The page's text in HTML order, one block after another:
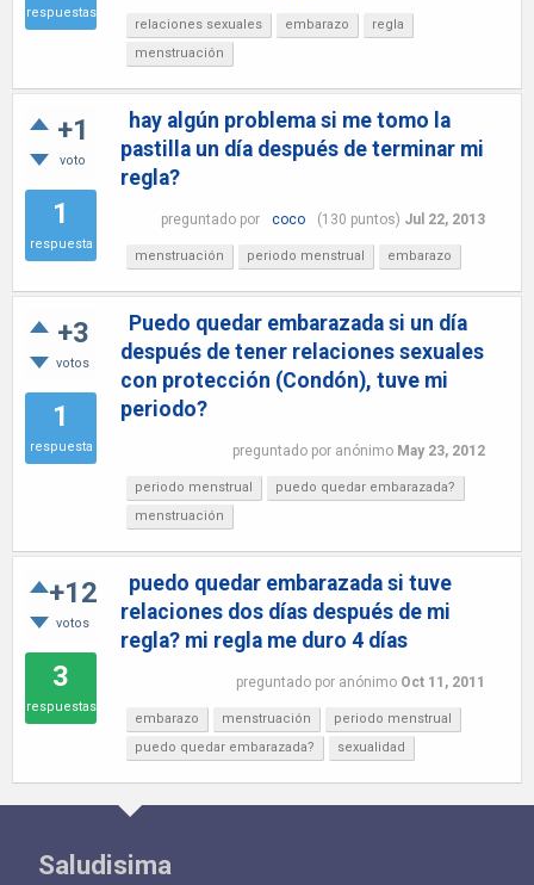
respuestas
relaciones sexuales embarazo
regla
menstruación
+1
voto
1
respuesta
hay algún problema si me tomo la
pastilla un día después de terminar mi
regla?
preguntado por coco (130 puntos) Jul 22, 2013
menstruación periodo menstrual embarazo
+3
votos
1
respuesta
Puedo quedar embarazada si un día
después de tener relaciones sexuales
con protección (Condón), tuve mi
periodo?
preguntado por anónimo May 23, 2012
periodo menstrual
puedo quedar embarazada?
menstruación
+12
votos
3
respuestas
puedo quedar embarazada si tuve
relaciones dos días después de mi
regla? mi regla me duro 4 días
preguntado por anónimo Oct 11, 2011
embarazo menstruación
periodo menstrual
puedo quedar embarazada?
sexualidad
Saludisima